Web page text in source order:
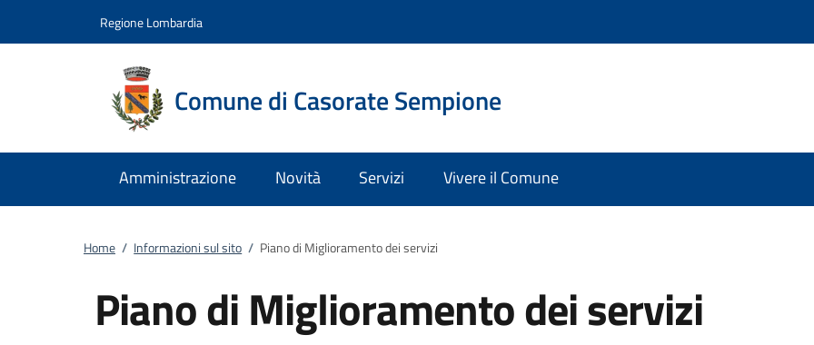
Regione Lombardia
Comune di Casorate Sempione
Amministrazione Novità Servizi Vivere il Comune
Home / Informazioni sul sito / Piano di Miglioramento dei servizi
Piano di Miglioramento dei servizi